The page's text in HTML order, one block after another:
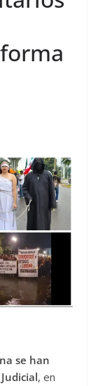
se han
, en